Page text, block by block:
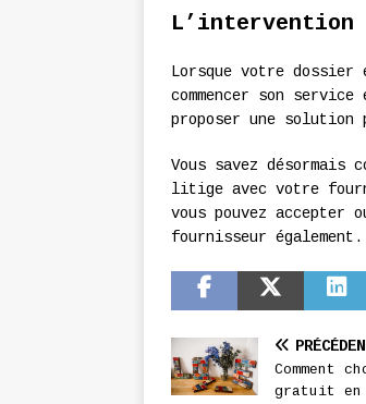
L’intervention
Lorsque votre
commencer son
proposer une solution
Vous savez désormais
litige avec votre
vous pouvez
fournisseur également.
Comment
gratuit